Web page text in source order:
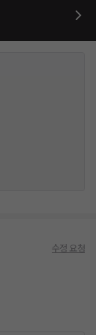
수정 요청